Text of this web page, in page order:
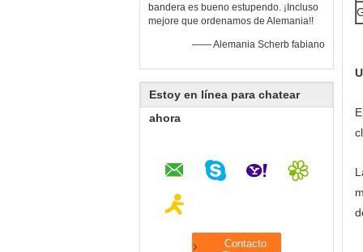
bandera es bueno estupendo. ¡Incluso
mejore que ordenamos de Alemania!!
—— Alemania Scherb fabiano
Estoy en línea para chatear
ahora